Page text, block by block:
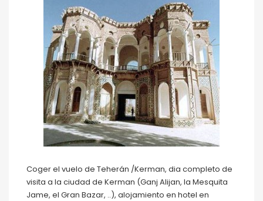
Coger el vuelo de Teherán /Kerman, dia completo de
visita a la ciudad de Kerman (Ganj Alijan, la Mesquita
Jame, el Gran Bazar, ..), alojamiento en hotel en